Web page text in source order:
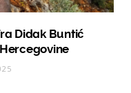
Didak Buntić